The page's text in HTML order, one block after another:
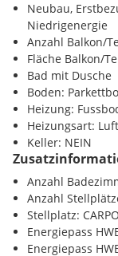
Das Haus
hochwertigen
Aussichtslage mit
Weitere Infos:
> Ziegelmassivbau
> 3-fach verglaste
der Marke Josko
> elektrische
> elektrische
>
> Echtholzparkett
> 75x75 cm
> 2 Carport-
> PV-Anlage und
Neubau,
Niedrigenergie
Anzahl Balkon/
Fläche Balkon/
Bad mit Dusche
Boden:
Heizung:
Heizungsart:
Keller: NEIN
Anzahl
Anzahl
Stellplatz:
Energiepass
Energiepass